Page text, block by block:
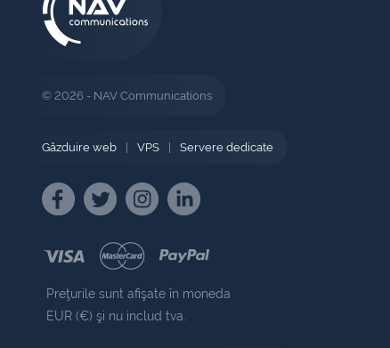
© 2026 - NAV Communications
Găzduire web VPS Servere dedicate
Preţurile sunt afişate în moneda
EUR (€) şi nu includ tva.